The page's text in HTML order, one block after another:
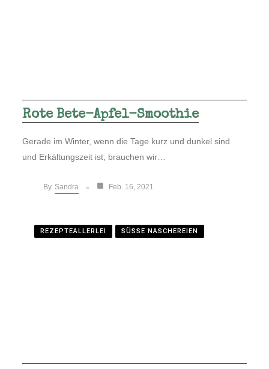
Rote Bete-Apfel-Smoothie
Gerade im Winter, wenn die Tage kurz und dunkel sind
und Erkältungszeit ist, brauchen wir…
By Sandra Feb. 16, 2021
REZEPTEALLERLEI SÜSSE NASCHEREIEN